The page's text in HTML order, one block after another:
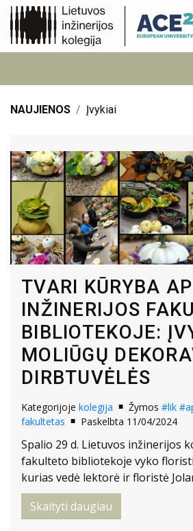
NAUJIENOS Įvykiai
TVARI KŪRYBA
INŽINERIJOS
BIBLIOTEKOJE:
MOLIŪGŲ
DIRBTUVĖLĖS
Kategorijoje kolegija Žymos #lik
fakultetas
Paskelbta 11/04/2024
Spalio 29 d. Lietuvos inžinerijos
fakulteto bibliotekoje vyko
kurias vedė lektorė ir floristė
Skaityti daugiau